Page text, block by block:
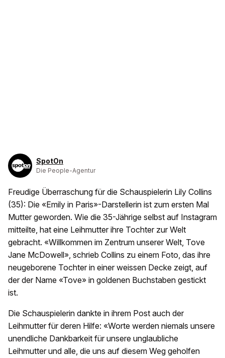
SpotOn
Die People-Agentur
Freudige Überraschung für die Schauspielerin Lily Collins
(35): Die «Emily in Paris»-Darstellerin ist zum ersten Mal
Mutter geworden. Wie die 35-Jährige selbst auf Instagram
mitteilte, hat eine Leihmutter ihre Tochter zur Welt
gebracht. «Willkommen im Zentrum unserer Welt, Tove
Jane McDowell», schrieb Collins zu einem Foto, das ihre
neugeborene Tochter in einer weissen Decke zeigt, auf
der der Name «Tove» in goldenen Buchstaben gestickt
ist.
Die Schauspielerin dankte in ihrem Post auch der
Leihmutter für deren Hilfe: «Worte werden niemals unsere
unendliche Dankbarkeit für unsere unglaubliche
Leihmutter und alle, die uns auf diesem Weg geholfen